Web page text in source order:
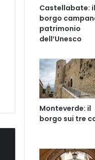
Castellabate: il
borgo
patrimonio
dell’Unesco
Monteverde: il
borgo sui tre